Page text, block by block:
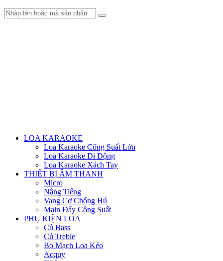
Menu
LOA KARAOKE
Loa Karaoke Công Suất Lớn
Loa Karaoke Di Động
Loa Karaoke Xách Tay
THIẾT BỊ ÂM THANH
Micro
Nâng Tiếng
Vang Cơ Chống Hú
Main Đẩy Công Suất
PHỤ KIỆN LOA
Củ Bass
Củ Treble
Bo Mạch Loa Kéo
Acquy